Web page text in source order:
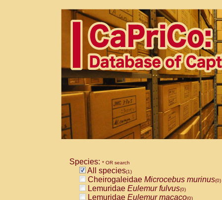
Species: * OR search
All species(1)
Cheirogaleidae Microcebus murinus(0)
Lemuridae Eulemur fulvus(0)
Lemuridae Eulemur macaco(0)